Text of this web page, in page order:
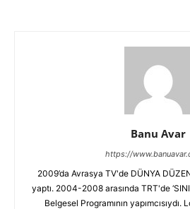
Banu Avar
https://
2009’da Avrasya TV'de DÜNYA
yaptı. 2004-2008 arasında TRT'de
Belgesel Programının